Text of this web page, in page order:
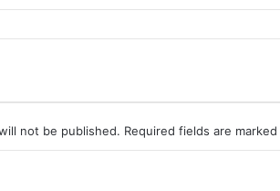
not be published. Required fields are marked